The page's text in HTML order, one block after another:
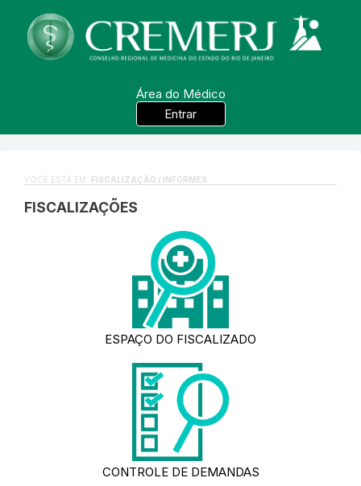
Área do Médico
Entrar
VOCÊ ESTÁ EM: FISCALIZAÇÃO / INFORMES
FISCALIZAÇÕES
ESPAÇO DO FISCALIZADO
CONTROLE DE DEMANDAS